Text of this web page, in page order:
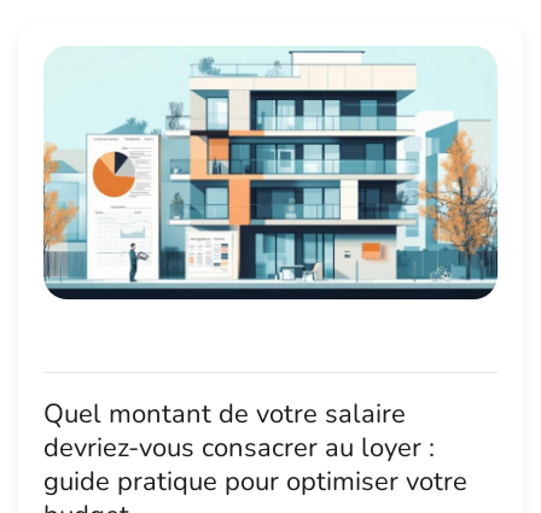
Quel montant de votre salaire
devriez-vous consacrer au loyer :
guide pratique pour optimiser votre